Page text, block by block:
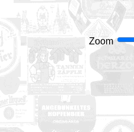
Zoom